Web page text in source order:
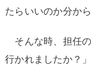
たらいいのか分か
そんな時、担任
行かれましたか？